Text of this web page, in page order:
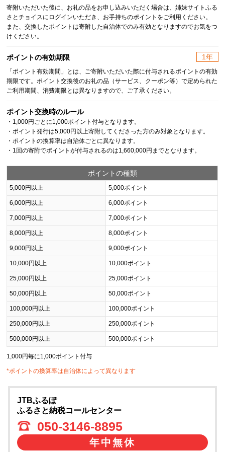
寄附いただいた後に、お礼の品をお申し込みいただく場合は、姉妹サイトふる
さとチョイスにログインいただき、お手持ちのポイントをご利用ください。
また、交換したポイントは寄附した自治体でのみ有効となりますのでお気をつ
けください。
ポイントの有効期限 1年
「ポイント有効期間」とは、ご寄附いただいた際に付与されるポイントの有効
期限です。ポイント交換後のお礼の品（サービス、クーポン等）で定められた
ご利用期間、消費期限とは異なりますので、ご了承ください。
ポイント交換時のルール
・1,000円ごとに1,000ポイント付与となります。
・ポイント発行は5,000円以上寄附してくださった方のみ対象となります。
・ポイントの換算率は自治体ごとに異なります。
・1回の寄附でポイントが付与されるのは1,660,000円までとなります。
ポイントの種類
5,000円以上 5,000ポイント
6,000円以上 6,000ポイント
7,000円以上 7,000ポイント
8,000円以上 8,000ポイント
9,000円以上 9,000ポイント
10,000円以上 10,000ポイント
25,000円以上 25,000ポイント
50,000円以上 50,000ポイント
100,000円以上 100,000ポイント
250,000円以上 250,000ポイント
500,000円以上 500,000ポイント
1,000円毎に1,000ポイント付与
*ポイントの換算率は自治体によって異なります
JTBふるぽ
ふるさと納税コールセンター
050-3146-8895
年中無休